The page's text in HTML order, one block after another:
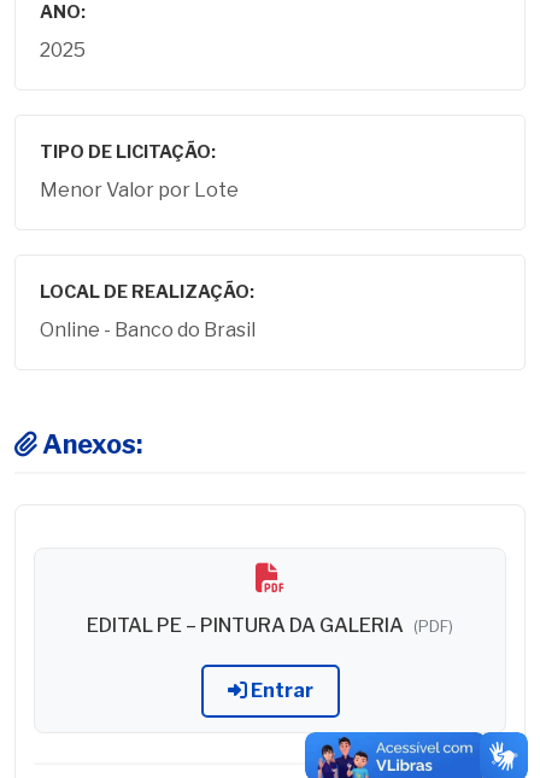
ANO:
2025
TIPO DE LICITAÇÃO:
Menor Valor por Lote
LOCAL DE REALIZAÇÃO:
Online - Banco do Brasil
Anexos:
EDITAL PE – PINTURA DA GALERIA (PDF)
Entrar